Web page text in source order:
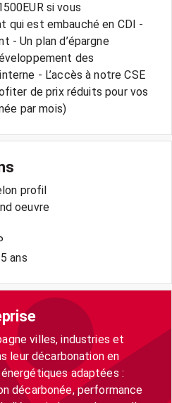
si vous
qui est embauché en CDI -
- Un plan d’épargne
des
- L’accès à notre CSE
de prix réduits pour vos
par mois)
profil
oeuvre
ans
villes, industries et
leur décarbonation en
adaptées :
décarbonée, performance